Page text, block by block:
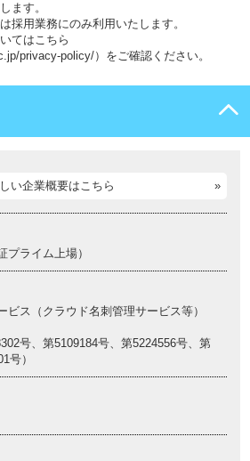
ます。
採用業務にのみ利用いたします。
てはこちら
privacy-policy/）をご確認ください。
い企業概要はこちら
プライム上場）
ビス（クラウド名刺管理サービス等）
号、第5109184号、第5224556号、第
号）